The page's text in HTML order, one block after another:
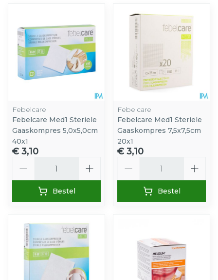
Febelcare
Febelcare Med1 Steriele
Gaaskompres 5,0x5,0cm
40x1
€ 3,10
Bestel
Febelcare
Febelcare Med1 Steriele
Gaaskompres 7,5x7,5cm
20x1
€ 3,10
Bestel